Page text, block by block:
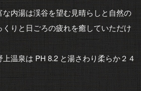
内湯は渓谷を望む見晴らしと自然の
りと日ごろの疲れを癒していただけ
温泉は PH 8.2 と湯さわり柔らか２４